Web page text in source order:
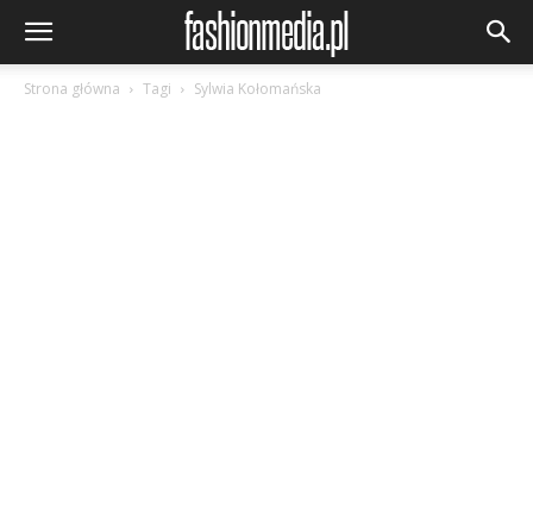
Strona główna Tagi Sylwia Kołomańska